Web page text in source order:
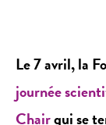
Le 7 avril, la
journée
Chairqui se